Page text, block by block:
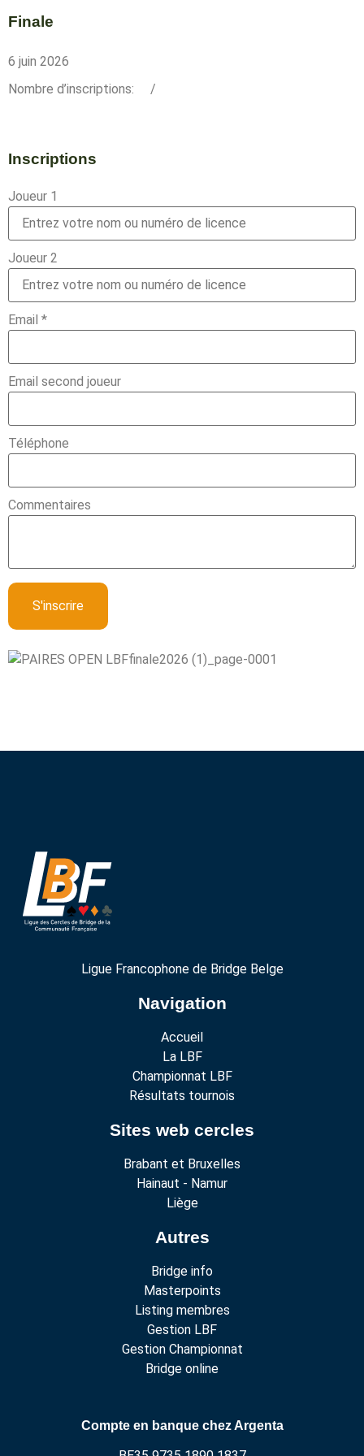
Finale
6 juin 2026
Nombre d’inscriptions:
/
Inscriptions
Joueur 1
Joueur 2
Email *
Email second joueur
Téléphone
Commentaires
S'inscrire
Ligue Francophone de Bridge Belge
Navigation
Accueil
La LBF
Championnat LBF
Résultats tournois
Sites web cercles
Brabant et Bruxelles
Hainaut - Namur
Liège
Autres
Bridge info
Masterpoints
Listing membres
Gestion LBF
Gestion Championnat
Bridge online
Compte en banque chez Argenta